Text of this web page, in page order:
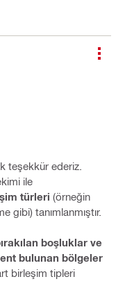
teşekkür ederiz.
ile
türleri (örneğin
tanımlanmıştır.
boşluklar ve
bulunan bölgeler
birleşim tipleri